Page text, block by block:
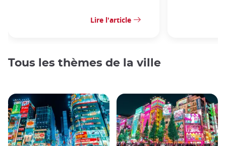
Lire l'article
Tous les thèmes de la ville